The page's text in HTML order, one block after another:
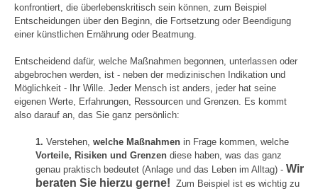
konfrontiert, die überlebenskritisch sein können, zum Beispiel
Entscheidungen über den Beginn, die Fortsetzung oder Beendigung
einer künstlichen Ernährung oder Beatmung.
Entscheidend dafür, welche Maßnahmen begonnen, unterlassen oder
abgebrochen werden, ist - neben der medizinischen Indikation und
Möglichkeit - Ihr Wille. Jeder Mensch ist anders, jeder hat seine
eigenen Werte, Erfahrungen, Ressourcen und Grenzen. Es kommt
also darauf an, das Sie ganz persönlich:
1. Verstehen, welche Maßnahmen in Frage kommen, welche
Vorteile, Risiken und Grenzen diese haben, was das ganz
genau praktisch bedeutet (Anlage und das Leben im Alltag) - Wir
beraten Sie hierzu gerne! Zum Beispiel ist es wichtig zu